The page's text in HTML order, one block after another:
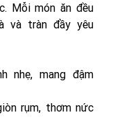
Mỗi món ăn đều
và tràn đầy yêu
nhẹ, mang đậm
rụm, thơm nức